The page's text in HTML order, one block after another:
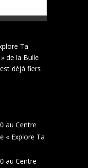
Ta
de la Bulle
déjà fiers
au Centre
« Explore Ta
au Centre